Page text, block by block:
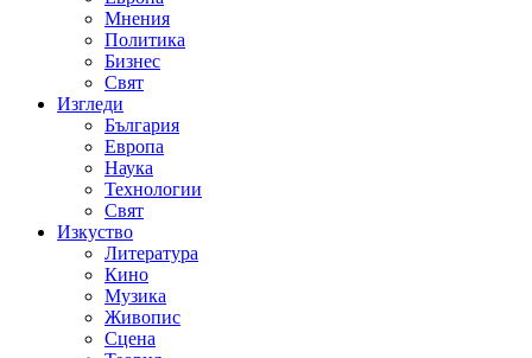
Мнения
Политика
Бизнес
Свят
Изгледи
България
Европа
Наука
Технологии
Свят
Изкуство
Литература
Кино
Музика
Живопис
Сцена